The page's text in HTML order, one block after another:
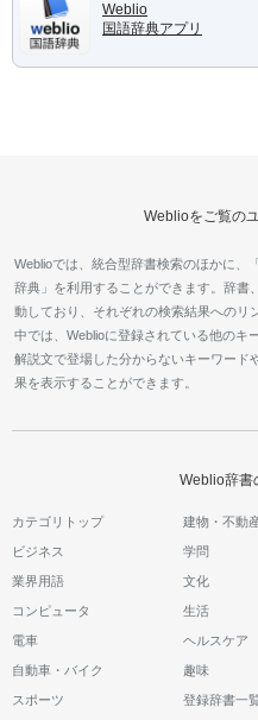
Weblio
国語辞典アプリ
Weblioをご覧の
Weblioでは、統合型辞書検索のほかに、
辞典」を利用することができます。辞書
動しており、それぞれの検索結果へのリ
中では、Weblioに登録されている他のキ
解説文で登場した分からないキーワード
果を表示することができます。
Weblio辞書
カテゴリトップ 建物・不動
ビジネス 学問
業界用語 文化
コンピュータ 生活
電車 ヘルスケア
自動車・バイク 趣味
スポーツ 登録辞書一